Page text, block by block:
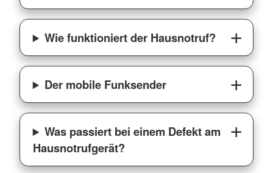
Wie funktioniert der Hausnotruf?
Der mobile Funksender
Was passiert bei einem Defekt am
Hausnotrufgerät?